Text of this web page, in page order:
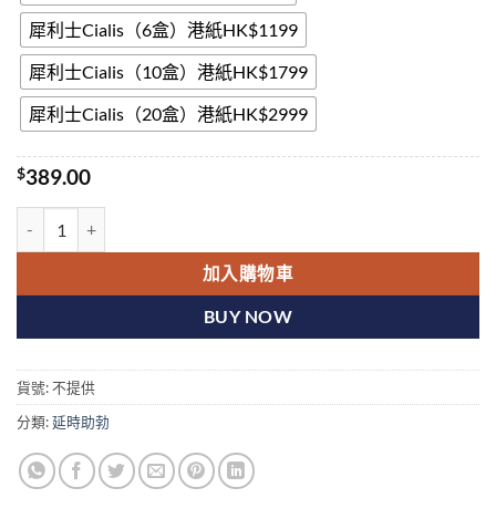
犀利士Cialis（6盒）港紙HK$1199
犀利士Cialis（10盒）港紙HK$1799
犀利士Cialis（20盒）港紙HK$2999
$389.00
加入購物車
BUY NOW
貨號:不提供
分類:延時助勃